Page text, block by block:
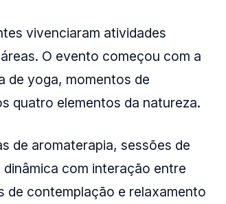
vivenciaram atividades
O evento começou com a
de yoga, momentos de
quatro elementos da natureza.
de aromaterapia, sessões de
com interação entre
de contemplação e relaxamento